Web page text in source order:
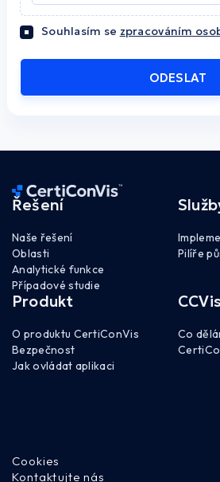
Souhlasím se zpracováním
ODESLAT
Řešení
Naše řešení
Oblasti
Analytické funkce
Případové studie
Pilíře
Produkt
O produktu CertiConVis
Bezpečnost
Jak ovládat aplikaci
CCVis
Co
Cookies
Kontaktujte nás